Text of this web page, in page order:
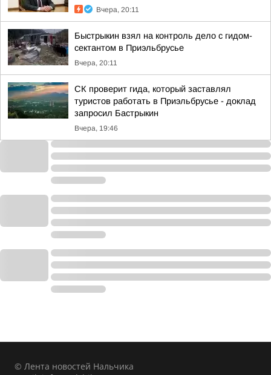
Вчера, 20:11
Быстрыкин взял на контроль дело с гидом-
сектантом в Приэльбрусье
Вчера, 20:11
СК проверит гида, который заставлял
туристов работать в Приэльбрусье - доклад
запросил Бастрыкин
Вчера, 19:46
© Лента новостей Нальчика